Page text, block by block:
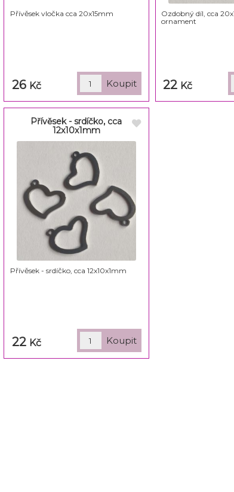
Přívěsek vločka cca 20x15mm
26 Kč
Ozdobný díl, cca
ornament
22 Kč
Přívěsek - srdíčko, cca
12x10x1mm
Přívěsek - srdíčko, cca 12x10x1mm
22 Kč